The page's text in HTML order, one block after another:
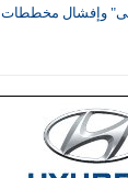
وإفشال مخططات